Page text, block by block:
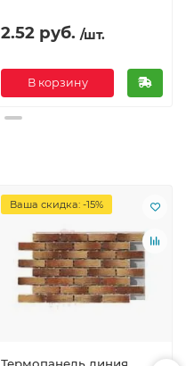
2.52 руб. /шт.
В корзину
Ваша скидка: -15%